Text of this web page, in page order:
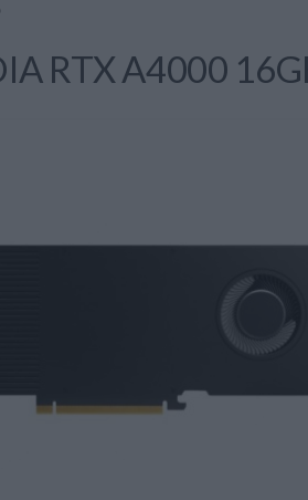
RTX A4000